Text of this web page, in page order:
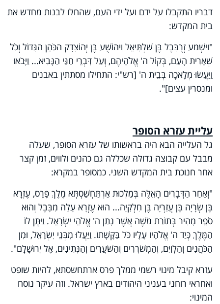
דבריו התקבלו על ידם ועל ידי העם, שהחלו לבנות מחדש את
בית המקדש:
"וַיִּשְׁמַע זְרֻבָּבֶל בֶּן שַׁלְתִּיאֵל וִיהוֹשֻׁעַ בֶּן יְהוֹצָדָק הַכֹּהֵן הַגָּדוֹל וְכֹל
שְׁאֵרִית הָעָם, בְּקוֹל ה' אֱלֹהֵיהֶם, וְעַל דִּבְרֵי חַגַּי הַנָּבִיא... וַיָּבֹאוּ
וַיַּעֲשׂוּ מְלָאכָה בְּבֵית ה' [רש"י: התחילו מסתתין באבנים
ומנסרין עצים]".
עליית עזרא הסופר
גל העלייה הבא היה בראשותו של עזרא הסופר, שעלה
מבבל עם קבוצה גדולה שכללה גם כהנים ולווים, זמן קצר
אחר חנוכת בית המקדש השני. כמסופר במקרא:
"וְאַחַר הַדְּבָרִים הָאֵלֶּה בְּמַלְכוּת אַרְתַּחְשַׁסְתְּא מֶלֶךְ פָּרָס, עֶזְרָא
בֶּן שְׂרָיָה בֶּן עֲזַרְיָה בֶּן חִלְקִיָּה... הוּא עֶזְרָא עָלָה מִבָּבֶל וְהוּא
סֹפֵר מָהִיר בְּתוֹרַת מֹשֶׁה אֲשֶׁר נָתַן ה' אֱלֹהֵי יִשְׂרָאֵל. וַיִּתֶּן לוֹ
הַמֶּלֶךְ כְּיַד ה' אֱלֹהָיו עָלָיו כֹּל בַּקָּשָׁתוֹ. וַיַּעֲלוּ מִבְּנֵי יִשְׂרָאֵל, וּמִן
הַכֹּהֲנִים וְהַלְוִיִּם, וְהַמְשֹׁרְרִים וְהַשֹּׁעֲרִים וְהַנְּתִינִים, אֶל יְרוּשָׁלִָם".
עזרא קיבל מינוי רשמי ממלך פרס ארתחשסתא, להיות שופט
ואחראי רוחני בעניני היהודים בארץ ישראל. וזה עיקר נוסח
המינוי: